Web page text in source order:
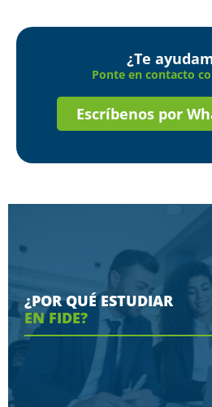
¿Te
Ponte en contacto
Escríbenos por
¿POR QUÉ ESTUDIAR
EN FIDE?